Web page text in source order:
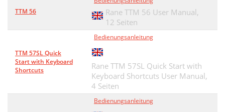
TTM 56
Rane TTM 56 User Manual,
12 Seiten
TTM 57SL Quick
Start with Keyboard
Shortcuts
Bedienungsanleitung
Rane TTM 57SL Quick Start with
Keyboard Shortcuts User Manual,
4 Seiten
Bedienungsanleitung